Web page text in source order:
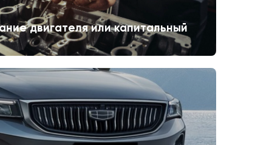
двигателя или капитальный